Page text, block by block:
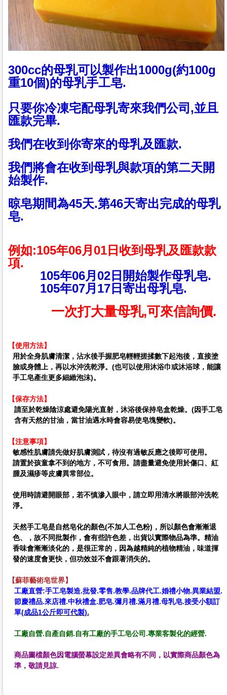
300cc的母乳可以製作出1000g(約100g
重10個)的母乳手工皂.
只要你冷凍宅配母乳寄來我們公司,並且
匯款完畢.
我們在收到你寄來的母乳及匯款.
我們將會在收到母乳與款項的第二天開
始製作.
晾皂期間為45天.第46天寄出完成的母乳
皂.
例如:105年06月01日收到母乳及匯款款
項.
105年06月02日開始製作母乳皂.
105年07月17日寄出母乳皂.
一次打大量母乳,可來信詢價.
【使用方法】
用於全身肌膚清潔，沾水後手握肥皂輕輕搓揉數下起泡後，直接塗
臉或身體上，再以水沖洗乾淨。(也可以使用沐浴巾或沐浴球，能讓
手工皂產生更多細緻泡沫)。
【保存方法】
請至於乾燥陰涼處避免陽光直射，沐浴後保持皂盒乾燥。(因手工皂
含有天然的甘油，當甘油遇水時會容易使皂塊變軟)。
【注意事項】
敏感性肌膚請先做好肌膚測試，待沒有過敏反應之後即可使用。
請置於孩童拿不到的地方，不可食用。請盡量避免使用於傷口、紅
腫及濕疹等皮膚異常部位。
使用時請避開眼部，若不慎滲入眼中，請立即用清水將眼部沖洗乾
淨。
天然手工皂是自然皂化的顏色(不加人工色粉)，所以顏色會漸漸退
色、
，故不同批製作，會有些許色差，出貨以實際物品為準。精油
香味會漸漸淡化的，是很正常的，因為越精純的植物精油，味道揮
發的速度會更快，但功效並不會跟著消失的。
【蘇菲藝術皂世界】
工廠直營:手工皂製造.批發.零售.教學.品牌代工.婚禮小物.異業結盟.
節慶禮品.來店禮.中秋禮盒.肥皂.彌月禮.滿月禮.母乳皂.接受小額訂
單(成品1公斤即可代製).
工廠自營.自產自銷.自有工廠的手工皂公司.專業客製化的經營.
商品圖檔顏色因電腦螢幕設定差異會略有不同，以實際商品顏色為
準，敬請見諒.